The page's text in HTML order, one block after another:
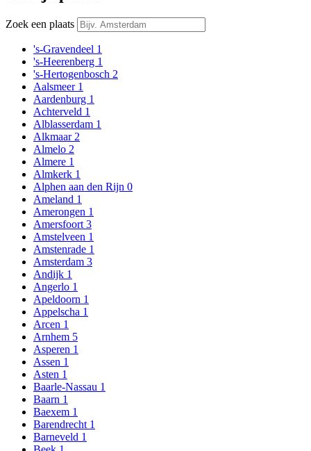
Zoek een plaats
's-Gravendeel 1
's-Heerenberg 1
's-Hertogenbosch 2
Aalsmeer 1
Aardenburg 1
Achterveld 1
Alblasserdam 1
Alkmaar 2
Almelo 2
Almere 1
Almkerk 1
Alphen aan den Rijn 0
Ameland 1
Amerongen 1
Amersfoort 3
Amstelveen 1
Amstenrade 1
Amsterdam 3
Andijk 1
Angerlo 1
Apeldoorn 1
Appelscha 1
Arcen 1
Arnhem 5
Asperen 1
Assen 1
Asten 1
Baarle-Nassau 1
Baarn 1
Baexem 1
Barendrecht 1
Barneveld 1